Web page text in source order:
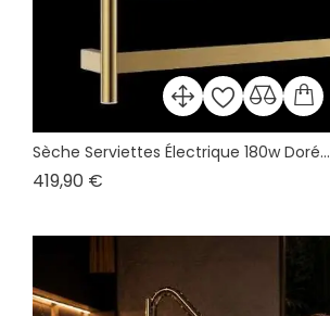
Sèche Serviettes Électrique 180w Doré...
419,90 €